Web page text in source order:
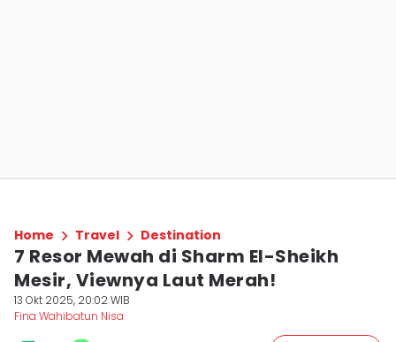
Home Travel Destination
7 Resor Mewah di Sharm El-Sheikh
Mesir, Viewnya Laut Merah!
13 Okt 2025, 20:02 WIB
Fina Wahibatun Nisa